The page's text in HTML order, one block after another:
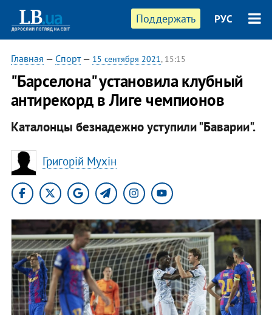
Поддержать РУС
Главная — Спорт— 15 сентября 2021, 15:15
"Барселона" установила клубный
антирекорд в Лиге чемпионов
Каталонцы безнадежно уступили "Баварии".
Григорій Мухін